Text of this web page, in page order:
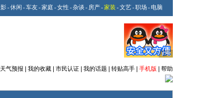
-休闲 -车友-家庭 -女性 -杂谈 - 房产-家装 -文艺-职场 - 电脑
天气预报 我的收藏 市民认证 我的话题 转贴高手 手机版
帮助